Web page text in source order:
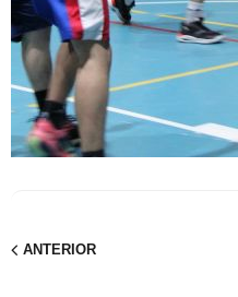
ANTERIOR